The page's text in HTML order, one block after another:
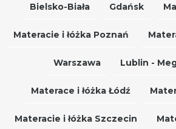
Bielsko-Biała Gdańsk
Materacie i łóżka Poznań
Warszawa Lublin -
Materace i łóżka Łódź
Materacie i łóżka Szczecin